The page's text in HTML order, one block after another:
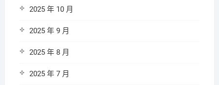
2025 年 10 月
2025 年 9 月
2025 年 8 月
2025 年 7 月